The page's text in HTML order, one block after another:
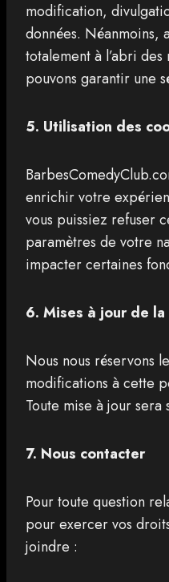
modification,
données. Néanmoins,
totalement à l’abri
pouvons garantir une
5. Utilisation des
enrichir votre
vous puissiez refuser
paramètres de votre
impacter certaines
6. Mises à jour de
Nous nous réservons
modifications à cette
Toute mise à jour
7. Nous contacter
Pour toute question
pour exercer vos
joindre :